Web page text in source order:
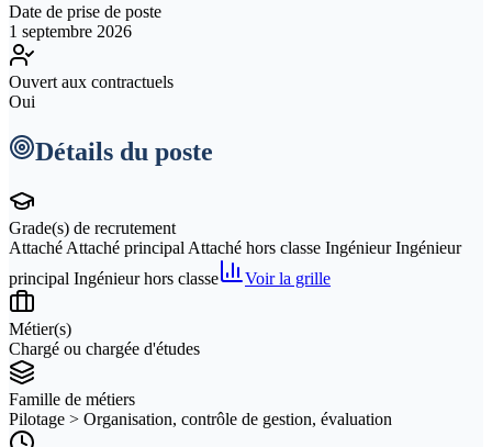
Date de prise de poste
1 septembre 2026
Ouvert aux contractuels
Oui
Détails du poste
Grade(s) de recrutement
Attaché Attaché principal Attaché hors classe Ingénieur Ingénieur
principal Ingénieur hors classe
Voir la grille
Métier(s)
Chargé ou chargée d'études
Famille de métiers
Pilotage > Organisation, contrôle de gestion, évaluation